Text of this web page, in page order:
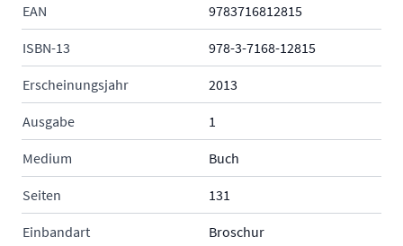
EAN 9783716812815
ISBN-13 978-3-7168-12815
Erscheinungsjahr 2013
Ausgabe 1
Medium Buch
Seiten 131
Einbandart Broschur